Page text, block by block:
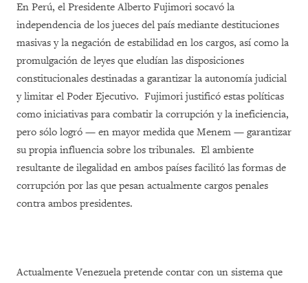
En Perú, el Presidente Alberto Fujimori socavó la
independencia de los jueces del país mediante destituciones
masivas y la negación de estabilidad en los cargos, así como la
promulgación de leyes que eludían las disposiciones
constitucionales destinadas a garantizar la autonomía judicial
y limitar el Poder Ejecutivo. Fujimori justificó estas políticas
como iniciativas para combatir la corrupción y la ineficiencia,
pero sólo logró — en mayor medida que Menem — garantizar
su propia influencia sobre los tribunales. El ambiente
resultante de ilegalidad en ambos países facilitó las formas de
corrupción por las que pesan actualmente cargos penales
contra ambos presidentes.
Actualmente Venezuela pretende contar con un sistema que